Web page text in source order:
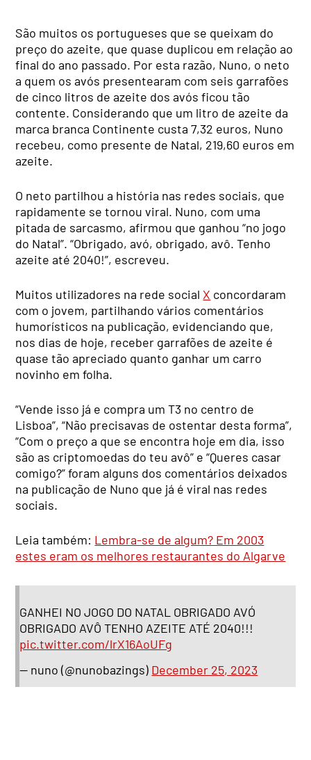
São muitos os portugueses que se queixam do
preço do azeite, que quase duplicou em relação ao
final do ano passado. Por esta razão, Nuno, o neto
a quem os avós presentearam com seis garrafões
de cinco litros de azeite dos avós ficou tão
contente. Considerando que um litro de azeite da
marca branca Continente custa 7,32 euros, Nuno
recebeu, como presente de Natal, 219,60 euros em
azeite.
O neto partilhou a história nas redes sociais, que
rapidamente se tornou viral. Nuno, com uma
pitada de sarcasmo, afirmou que ganhou “no jogo
do Natal”. “Obrigado, avó, obrigado, avô. Tenho
azeite até 2040!”, escreveu.
Muitos utilizadores na rede socialX concordaram
com o jovem, partilhando vários comentários
humorísticos na publicação, evidenciando que,
nos dias de hoje, receber garrafões de azeite é
quase tão apreciado quanto ganhar um carro
novinho em folha.
“Vende isso já e compra um T3 no centro de
Lisboa”, “Não precisavas de ostentar desta forma”,
“Com o preço a que se encontra hoje em dia, isso
são as criptomoedas do teu avô” e “Queres casar
comigo?” foram alguns dos comentários deixados
na publicação de Nuno que já é viral nas redes
sociais.
Leia também: Lembra-se de algum? Em 2003
estes eram os melhores restaurantes do Algarve
GANHEI NO JOGO DO NATAL OBRIGADO AVÓ
OBRIGADO AVÔ TENHO AZEITE ATÉ 2040!!!
pic.twitter.com/lrX16AoUFg
— nuno (@nunobazings) December 25, 2023